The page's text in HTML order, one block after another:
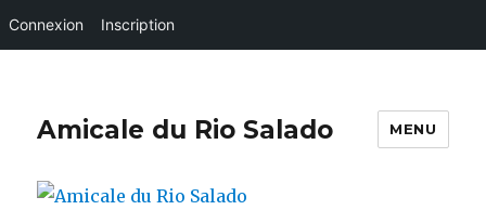
Connexion Inscription
Amicale du Rio Salado MENU